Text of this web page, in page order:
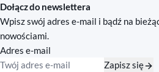
Dołącz do newslettera
Wpisz swój adres e-mail i bądź na
nowościami.
Adres e-mail
Zapisz się